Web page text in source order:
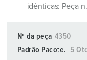
idênticas: Peça
Nº da peça 4350
Padrão Pacote.
5